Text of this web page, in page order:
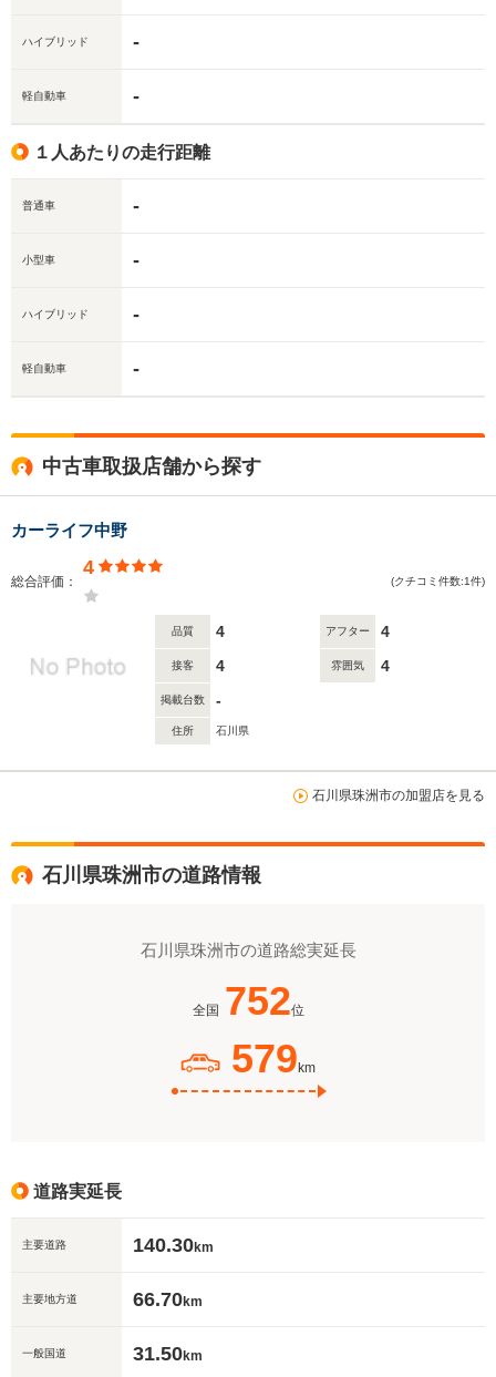
ハイブリッド -
軽自動車 -
１人あたりの走行距離
普通車 -
小型車 -
ハイブリッド -
軽自動車 -
中古車取扱店舗から探す
カーライフ中野
総合評価：
4
(クチコミ件数:1件)
品質 4 アフター 4
接客 4 雰囲気 4
掲載台数 -
住所 石川県
石川県珠洲市の加盟店を見る
石川県珠洲市の道路情報
石川県珠洲市の道路総実延長
全国 752位
579 km
道路実延長
主要道路 140.30km
主要地方道 66.70km
一般国道 31.50km